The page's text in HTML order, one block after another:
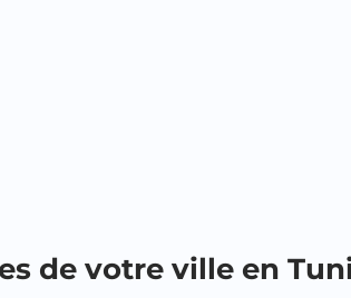
de votre ville en